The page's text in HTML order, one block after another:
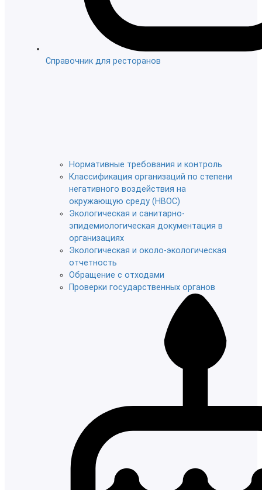
Справочник для ресторанов
Нормативные требования и контроль
Классификация организаций по степени
негативного воздействия на
окружающую среду (НВОС)
Экологическая и санитарно-
эпидемиологическая документация в
организациях
Экологическая и около-экологическая
отчетность
Обращение с отходами
Проверки государственных органов